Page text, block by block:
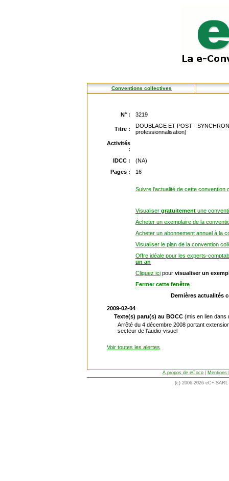
Conventions collectives
N° : 3219
Titre :
DOUBLAGE ET POST -
professionnalisation)
Activités
:
IDCC :
(NA)
Pages :
16
Suivre l'actualité de cette convention
Visualiser gratuitement une
Acheter un exemplaire de la
Acheter un abonnement annuel à la
Visualiser le plan de la convention
Offre idéale pour les experts-
un an
Cliquez ici pour visualiser un
Fermer cette fenêtre
Dernières actualités
2009-02-04
Texte(s) paru(s) au BOCC (mis en lien dans
Arrêté du 4 décembre 2008 portant
secteur de l'audio-visuel
Voir toutes les alertes
A propos de eCoco
Mentions
(c) 2006-2026 eC+